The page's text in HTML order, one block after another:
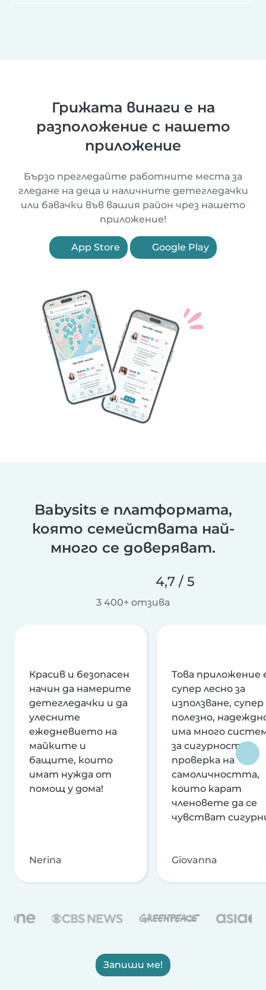
Грижата винаги е на
разположение с нашето
приложение
Бързо прегледайте работните места за
гледане на деца и наличните детегледачки
или бавачки във вашия район чрез нашето
приложение!
App Store Google Play
Babysits е платформата,
която семействата най-
много се доверяват.
4,7 / 5
3 400+ отзива
Красив и безопасен
начин да намерите
детегледачки и да
улесните
ежедневието на
майките и
бащите, които
имат нужда от
помощ у дома!
Nerina
Това приложение
супер лесно за
използване, супер
полезно,
има много
за сигурност и
проверка на
самоличността,
които карат
членовете да се
чувстват
Giovanna
Запиши ме!